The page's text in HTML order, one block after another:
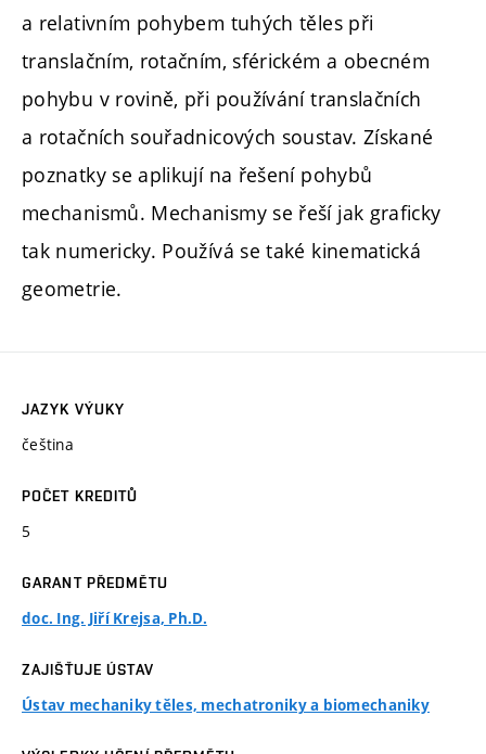
a relativním pohybem tuhých těles při
translačním, rotačním, sférickém a obecném
pohybu v rovině, při používání translačních
a rotačních souřadnicových soustav. Získané
poznatky se aplikují na řešení pohybů
mechanismů. Mechanismy se řeší jak graficky
tak numericky. Používá se také kinematická
geometrie.
JAZYK VÝUKY
čeština
POČET KREDITŮ
5
GARANT PŘEDMĚTU
doc. Ing. Jiří Krejsa, Ph.D.
ZAJIŠŤUJE ÚSTAV
Ústav mechaniky těles, mechatroniky a biomechaniky